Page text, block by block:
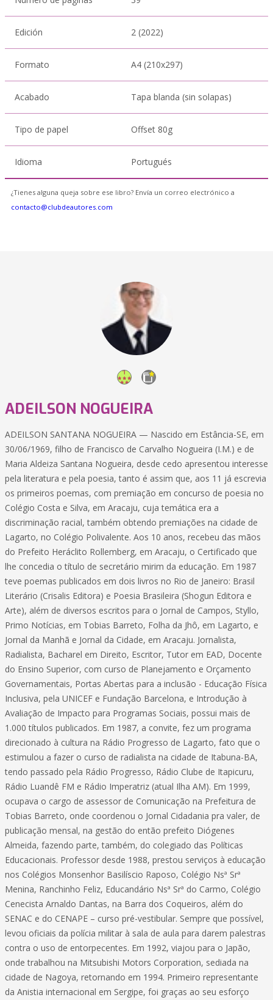
Edición 2 (2022)
Formato A4 (210x297)
Acabado Tapa blanda (sin solapas)
Tipo de papel Offset 80g
Idioma Portugués
¿Tienes alguna queja sobre ese libro? Envía un correo electrónico a
contacto@clubdeautores.com
ADEILSON NOGUEIRA
ADEILSON SANTANA NOGUEIRA — Nascido em Estância-SE, em
30/06/1969, filho de Francisco de Carvalho Nogueira (I.M.) e de
Maria Aldeiza Santana Nogueira, desde cedo apresentou interesse
pela literatura e pela poesia, tanto é assim que, aos 11 já escrevia
os primeiros poemas, com premiação em concurso de poesia no
Colégio Costa e Silva, em Aracaju, cuja temática era a
discriminação racial, também obtendo premiações na cidade de
Lagarto, no Colégio Polivalente. Aos 10 anos, recebeu das mãos
do Prefeito Heráclito Rollemberg, em Aracaju, o Certificado que
lhe concedia o título de secretário mirim da educação. Em 1987
teve poemas publicados em dois livros no Rio de Janeiro: Brasil
Literário (Crisalis Editora) e Poesia Brasileira (Shogun Editora e
Arte), além de diversos escritos para o Jornal de Campos, Styllo,
Primo Notícias, em Tobias Barreto, Folha da Jhô, em Lagarto, e
Jornal da Manhã e Jornal da Cidade, em Aracaju. Jornalista,
Radialista, Bacharel em Direito, Escritor, Tutor em EAD, Docente
do Ensino Superior, com curso de Planejamento e Orçamento
Governamentais, Portas Abertas para a inclusão - Educação Física
Inclusiva, pela UNICEF e Fundação Barcelona, e Introdução à
Avaliação de Impacto para Programas Sociais, possui mais de
1.000 títulos publicados. Em 1987, a convite, fez um programa
direcionado à cultura na Rádio Progresso de Lagarto, fato que o
estimulou a fazer o curso de radialista na cidade de Itabuna-BA,
tendo passado pela Rádio Progresso, Rádio Clube de Itapicuru,
Rádio Luandê FM e Rádio Imperatriz (atual Ilha AM). Em 1999,
ocupava o cargo de assessor de Comunicação na Prefeitura de
Tobias Barreto, onde coordenou o Jornal Cidadania pra valer, de
publicação mensal, na gestão do então prefeito Diógenes
Almeida, fazendo parte, também, do colegiado das Políticas
Educacionais. Professor desde 1988, prestou serviços à educação
nos Colégios Monsenhor Basilíscio Raposo, Colégio Nsª Srª
Menina, Ranchinho Feliz, Educandário Nsª Srª do Carmo, Colégio
Cenecista Arnaldo Dantas, na Barra dos Coqueiros, além do
SENAC e do CENAPE – curso pré-vestibular. Sempre que possível,
levou oficiais da polícia militar à sala de aula para darem palestras
contra o uso de entorpecentes. Em 1992, viajou para o Japão,
onde trabalhou na Mitsubishi Motors Corporation, sediada na
cidade de Nagoya, retornando em 1994. Primeiro representante
da Anistia internacional em Sergipe, foi graças ao seu esforço